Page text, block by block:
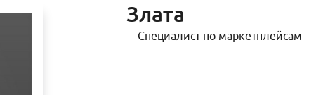
Злата
Специалист по маркетплейсам